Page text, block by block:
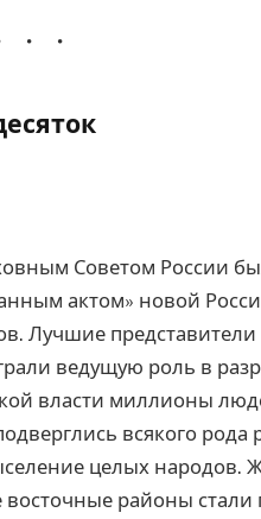
Советом России
актом» новой
Лучшие представители
ведущую роль в
власти миллионы
всякого рода
целых народов.
районы стали